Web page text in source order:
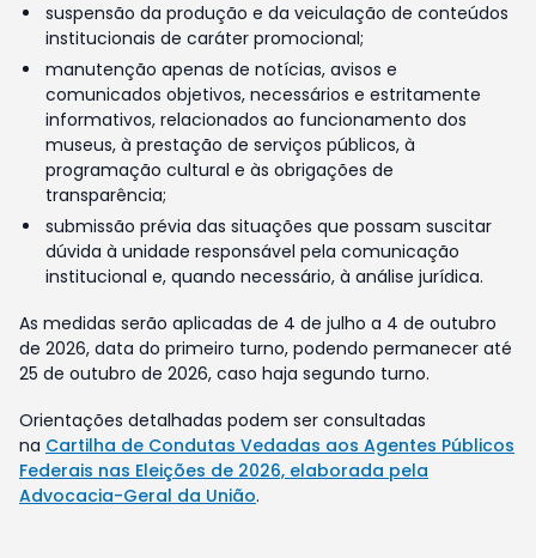
suspensão da produção e da veiculação de conteúdos
institucionais de caráter promocional;
manutenção apenas de notícias, avisos e
comunicados objetivos, necessários e estritamente
informativos, relacionados ao funcionamento dos
museus, à prestação de serviços públicos, à
programação cultural e às obrigações de
transparência;
submissão prévia das situações que possam suscitar
dúvida à unidade responsável pela comunicação
institucional e, quando necessário, à análise jurídica.
As medidas serão aplicadas de 4 de julho a 4 de outubro
de 2026, data do primeiro turno, podendo permanecer até
25 de outubro de 2026, caso haja segundo turno.
Orientações detalhadas podem ser consultadas
na Cartilha de Condutas Vedadas aos Agentes Públicos
Federais nas Eleições de 2026, elaborada pela
Advocacia-Geral da União.